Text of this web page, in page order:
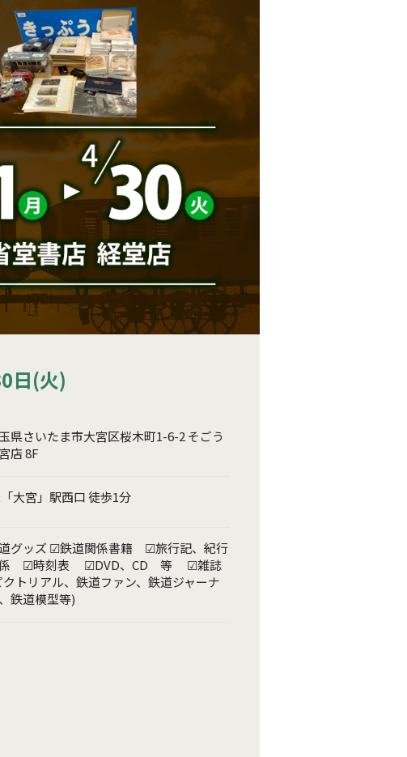
日(火)
県さいたま市大宮区桜木町1-6-2 そごう
店 8F
大宮」駅西口 徒歩1分
グッズ ☑鉄道関係書籍 ☑旅行記、紀行
☑時刻表 ☑DVD、CD 等 ☑雑誌
クトリアル、鉄道ファン、鉄道ジャーナ
鉄道模型等)